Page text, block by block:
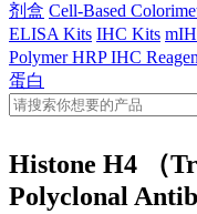
剂盒 Cell-Based
ELISA Kits IHC Kits
Polymer HRP IHC
蛋白
Histone H4 （
Polyclonal